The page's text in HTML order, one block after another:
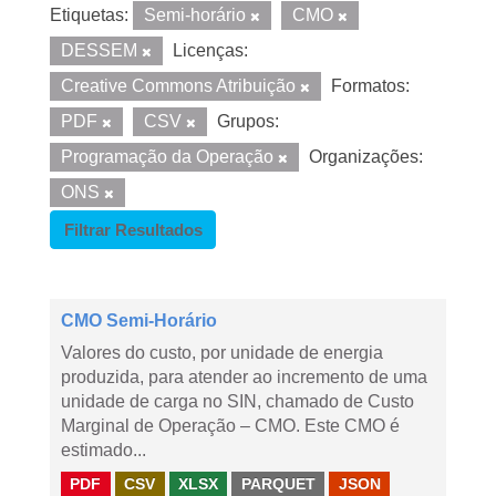
Etiquetas: Semi-horário
CMO
DESSEM
Licenças:
Creative Commons Atribuição
Formatos:
PDF
CSV
Grupos:
Programação da Operação
Organizações:
ONS
Filtrar Resultados
CMO Semi-Horário
Valores do custo, por unidade de energia
produzida, para atender ao incremento de uma
unidade de carga no SIN, chamado de Custo
Marginal de Operação – CMO. Este CMO é
estimado...
PDF CSV XLSX PARQUET JSON